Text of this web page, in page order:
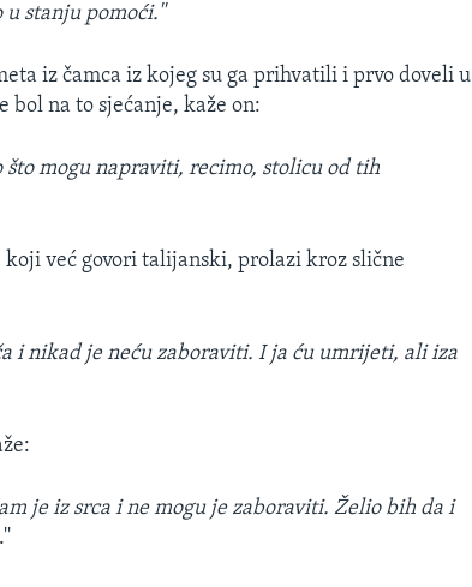
stanju pomoći.''
iz čamca iz kojeg su ga prihvatili i prvo doveli u
na to sjećanje, kaže on:
mogu napraviti, recimo, stolicu od tih
već govori talijanski, prolazi kroz slične
i nikad je neću zaboraviti. I ja ću umrijeti, ali iza
je iz srca i ne mogu je zaboraviti. Želio bih da i